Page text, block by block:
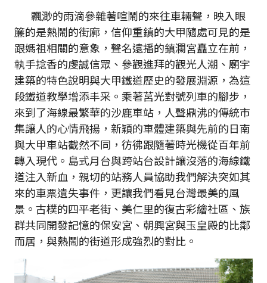
飄渺的雨滴參雜著喧鬧的來往車輛聲，映入眼
簾的是熱鬧的街廓，信仰重鎮的大甲隨處可見的是
跟媽祖相關的意象，聲名遠播的鎮瀾宮矗立在前，
執手捻香的虔誠信眾、參觀進拜的觀光人潮、廟宇
建築的特色說明與大甲鐵道歷史的發展淵源，為這
段鐵道教學增添丰采。乘著莒光對號列車的腳步，
來到了海線最繁華的沙鹿車站，人聲鼎沸的傳統市
集讓人的心情飛揚，新穎的車體建築與先前的日南
與大甲車站截然不同，彷彿跟隨著時光機從百年前
轉入現代。島式月台與跨站台設計讓沒落的海線鐵
道注入新血，親切的站務人員協助我們解決突如其
來的車票遺失事件，更讓我們看見台灣最美的風
景。古樸的四平老街、美仁里的復古彩繪社區、族
群共同開發記憶的保安宮、朝興宮與玉皇殿的比鄰
而居，與熱鬧的街道形成強烈的對比。